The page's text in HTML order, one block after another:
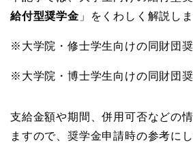
給付型奨学金 」をくわしく解説しま
※大学院・修士学生向けの同財団
※大学院・博士学生向けの同財団
支給金額や期間、併用可否などの
ますので、奨学金申請時の参考に